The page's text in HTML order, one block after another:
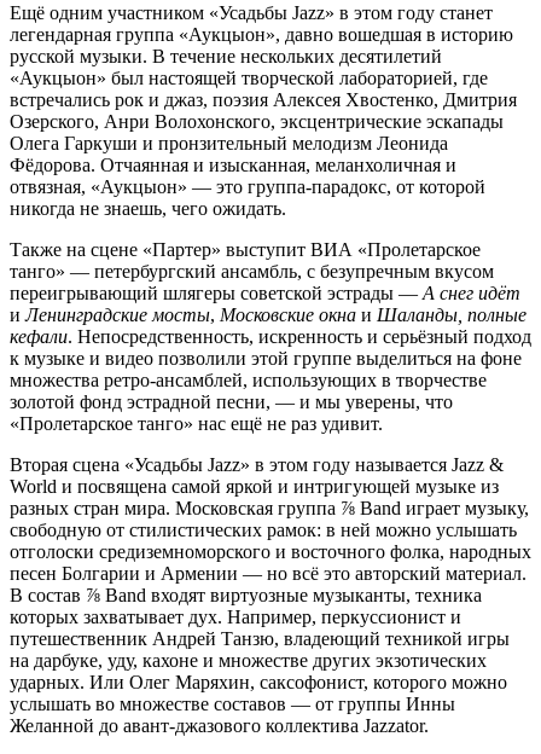
Ещё одним участником «Усадьбы Jazz» в этом году станет
легендарная группа «Аукцыон», давно вошедшая в историю
русской музыки. В течение нескольких десятилетий
«Аукцыон» был настоящей творческой лабораторией, где
встречались рок и джаз, поэзия Алексея Хвостенко, Дмитрия
Озерского, Анри Волохонского, эксцентрические эскапады
Олега Гаркуши и пронзительный мелодизм Леонида
Фёдорова. Отчаянная и изысканная, меланхоличная и
отвязная, «Аукцыон» — это группа-парадокс, от которой
никогда не знаешь, чего ожидать.
Также на сцене «Партер» выступит ВИА «Пролетарское
танго» — петербургский ансамбль, с безупречным вкусом
переигрывающий шлягеры советской эстрады — А снег идёт
иЛенинградские мосты, Московские окна и Шаланды, полные
кефали. Непосредственность, искренность и серьёзный подход
к музыке и видео позволили этой группе выделиться на фоне
множества ретро-ансамблей, использующих в творчестве
золотой фонд эстрадной песни, — и мы уверены, что
«Пролетарское танго» нас ещё не раз удивит.
Вторая сцена «Усадьбы Jazz» в этом году называется Jazz &
World и посвящена самой яркой и интригующей музыке из
разных стран мира. Московская группа ⅞ Band играет музыку,
свободную от стилистических рамок: в ней можно услышать
отголоски средиземноморского и восточного фолка, народных
песен Болгарии и Армении — но всё это авторский материал.
В состав ⅞ Band входят виртуозные музыканты, техника
которых захватывает дух. Например, перкуссионист и
путешественник Андрей Танзю, владеющий техникой игры
на дарбуке, уду, кахоне и множестве других экзотических
ударных. Или Олег Маряхин, саксофонист, которого можно
услышать во множестве составов — от группы Инны
Желанной до авант-джазового коллектива Jazzator.